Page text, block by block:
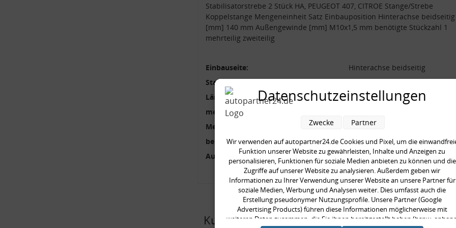
Stabilisatorstrebe 2 Stück HA, PEUGEOT 407, CITROE Stange/Strebe
Koppelstange Mengeneinheit Satz Einbauposition Hinterachse beidseitig
[mm] 140 mm Außengewinde [mm] M10x1,5 mm benötigte Stückzahl 1
mehrteilig zweiteilig
Einbauseite:
Hinterachse beidseitig
Stange/Strebe:
Koppelstange
Länge [mm]:
140 mm
mehrteilig:
Mengeneinheit:
Satz
benötigte Stückzahl:
1
Außengewinde [mm]:
M10x1,5 mm
Kunden kauften auch
Datenschutzeinstellungen
Wir verwenden auf autopartner24.de Cookies und Pixel, um die
Funktion unserer Website zu gewährleisten, Inhalte und Anzeigen zu
personalisieren, Funktionen für soziale Medien anbieten zu können und die
Zugriffe auf unserer Website zu analysieren. Außerdem geben wir
Informationen zu Ihrer Verwendung unserer Website an unsere Partner für
soziale Medien, Werbung und Analysen weiter. Dies umfasst auch die
Erstellung pseudonymer Nutzungsprofile. Unsere Partner (Google
Advertising Products) führen diese Informationen möglicherweise mit
weiteren Daten zusammen, die Sie ihnen bereitgestellt haben (bspw.
Zwecke Partner